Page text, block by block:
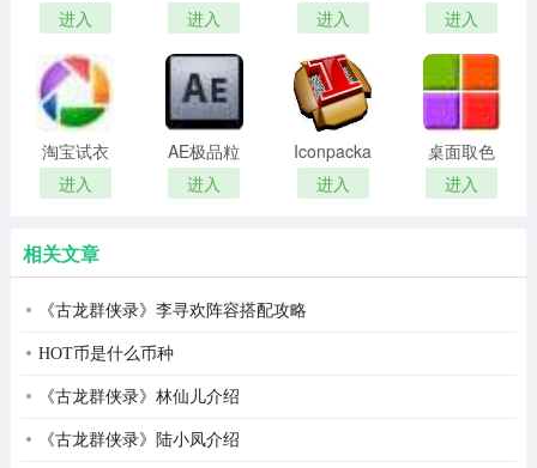
4、接下来，我们尝试使用360文件恢复器恢复功能恢复名
为mgayy的文件夹，这时候我们可以看到该文件夹的“可恢
复性”为空白，如果大家要确定该文件夹里面的文件恢复性
是否高时，可以切换到“目录”路径查看，尽量选择可恢复性
的恢复操作。
5、点击“恢复选中的文件”会弹出一个浏览文件窗口，选择
存。
freeze
password
remover(冰
点还原密
码清除器)
进入
客户端
(web漏洞
扫描软件)
进入
资管版
进入
迷你版
进入
淘宝试衣
服软件
进入
AE极品粒
子插件
(Trapcode
进入
Iconpackager
中文补丁
进入
桌面取色
工具
colorpix
进入
相关文章
《古龙群侠录》李寻欢阵容搭配攻略
HOT币是什么币种
《古龙群侠录》林仙儿介绍
《古龙群侠录》陆小凤介绍